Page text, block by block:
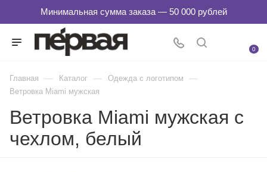
0
Главная — Каталог — Одежда с логотипом —
Ветровка Miami мужская
Ветровка Miami мужская с
чехлом, белый